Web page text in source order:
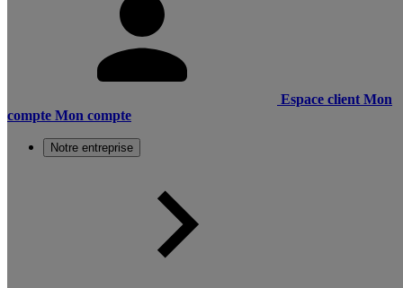
Espace client Mon
compte Mon compte
Notre entreprise